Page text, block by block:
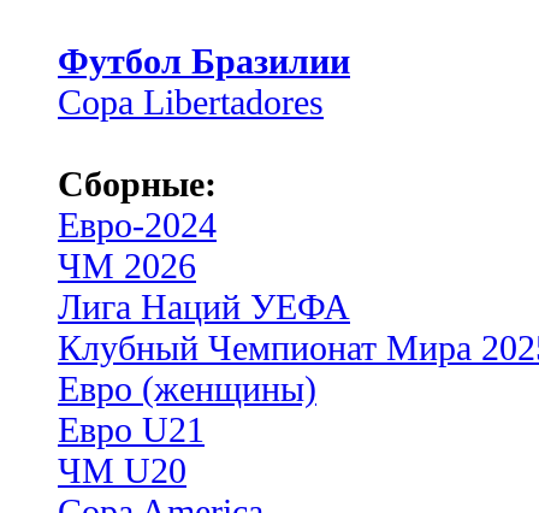
Футбол Бразилии
Copa Libertadores
Сборные:
Евро-2024
ЧМ 2026
Лига Наций УЕФА
Клубный Чемпионат Мира
Евро (женщины)
Евро U21
ЧМ U20